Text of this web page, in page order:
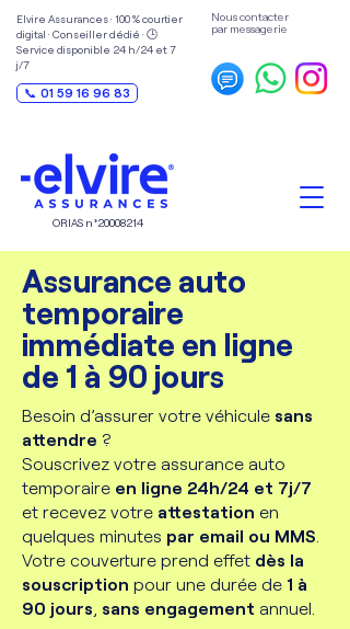
ORIAS n°20008214
Elvire Assurances · 100 % courtier
digital · Conseiller dédié · 🕒
Service disponible 24 h/24 et 7
j/7
📞 01 59 16 96 83
Nous contacter
par messagerie
Assurance auto
temporaire
immédiate en ligne
de 1 à 90 jours
Besoin d’assurer votre véhicule sans
attendre ?
Souscrivez votre assurance auto
temporaire en ligne 24h/24 et 7j/7
et recevez votre attestation en
quelques minutes par email ou MMS
Votre couverture prend effet dès la
souscription pour une durée de 1 à
90 jours sans engagement annuel